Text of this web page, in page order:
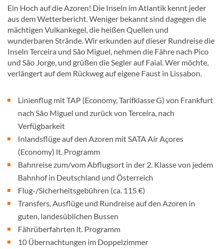
Ein Hoch auf die Azoren! Die Inseln im Atlantik kennt jeder
aus dem Wetterbericht. Weniger bekannt sind dagegen die
mächtigen Vulkankegel, die heißen Quellen und
wunderbaren Strände. Wir erkunden auf dieser Rundreise die
Inseln Terceira und São Miguel, nehmen die Fähre nach Pico
und São Jorge, und grüßen die Segler auf Faial. Wer möchte,
verlängert auf dem Rückweg auf eigene Faust in Lissabon.
Linienflug mit TAP (Economy, Tarifklasse G) von Frankfurt
nach São Miguel und zurück von Terceira, nach
Verfügbarkeit
Inlandsflüge auf den Azoren mit SATA Air Açores
(Economy) lt. Programm
Bahnreise zum/vom Abflugsort in der 2. Klasse von jedem
Bahnhof in Deutschland und Österreich
Flug-/Sicherheitsgebühren (ca. 115 €)
Transfers, Ausflüge und Rundreise auf den Azoren in
guten, landesüblichen Bussen
Fährüberfahrten lt. Programm
10 Übernachtungen im Doppelzimmer